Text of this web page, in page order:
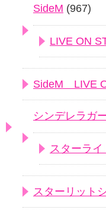
SideM (967)
LIVE ON
SideM LIVE
シンデレラガ
スターラ
スターリット